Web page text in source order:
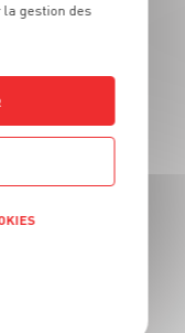
ceux qui sont les
la gestion des